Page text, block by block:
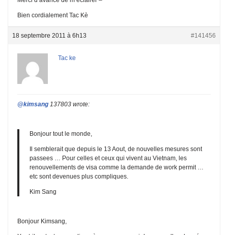
Bien cordialement Tac Kè
18 septembre 2011 à 6h13 #141456
Tac ke
@kimsang 137803 wrote:
Bonjour tout le monde,
Il semblerait que depuis le 13 Aout, de nouvelles mesures sont
passees … Pour celles et ceux qui vivent au Vietnam, les
renouvellements de visa comme la demande de work permit …
etc sont devenues plus compliques.
Kim Sang
Bonjour Kimsang,